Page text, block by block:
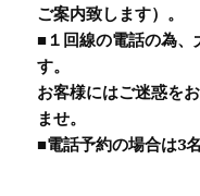
ご案内致します）。
■１回線の電話の為、
す。
お客様にはご迷惑を
ませ。
■電話予約の場合は3